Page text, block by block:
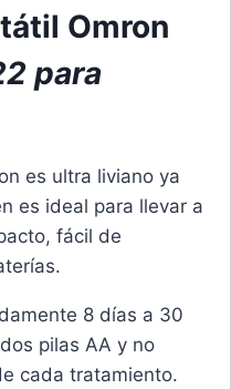
Omron
para
es ultra liviano ya
es ideal para llevar a
fácil de
8 días a 30
pilas AA y no
cada tratamiento.